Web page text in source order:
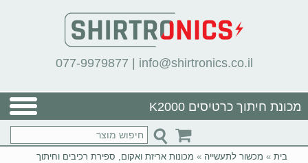
077-9979877 | info@shirtronics.co.il
מכונת חיתוך כרטיסים K2000
בית » מכשור לתעשייה » מכונות אריזת ואקום, ספירת רכיבים וחיתוך